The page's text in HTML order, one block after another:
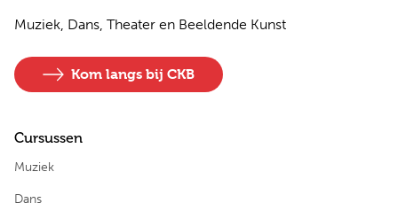
Muziek, Dans, Theater en Beeldende Kunst
Kom langs bij CKB
Cursussen
Muziek
Dans